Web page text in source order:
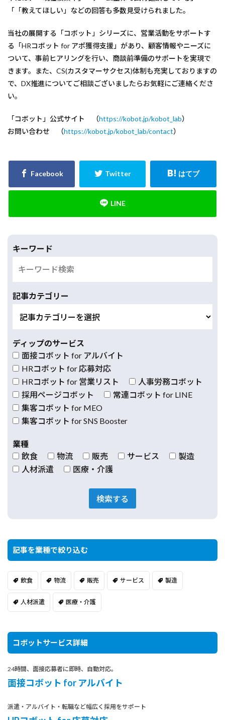
「「教えてほしい」などの回答も多数見受けられました。
当社の展開する「コボット」シリーズに、営業活動をサポートす
る「HRコボット for アポ獲得支援」があり、顧客情報やニーズに
ついて、事前ヒアリングを行い、商談前準備のサポートを実現で
きます。また、CS(カスタマーサクセス)体制も充実しておりますの
で、DX推進についてご相談ございましたらお気軽にご連絡くださ
い。
「コボット」公式サイト （https://kobot.jp/kobot_lab）
お問い合わせ （https://kobot.jp/kobot_lab/contact）
キーワード
記事カテゴリー
ディップのサービス
面接コボット for アルバイト
HRコボット for 応募対応
HRコボット for 営業リスト
人事労務コボット
採用ページコボット
常連コボット for LINE
集客コボット for MEO
集客コボット for SNS Booster
業種
飲食
物流 販売 サービス
製造
人材派遣
医療・介護
検索する
記事を業種で絞り込む
飲食 物流 販売 サービス 製造
人材派遣 医療・介護
コボットサービス詳細
24時間、面接応募者に即時、自動対応。
面接コボット for アルバイト
派遣・アルバイト・転職など幅広く採用をサポート